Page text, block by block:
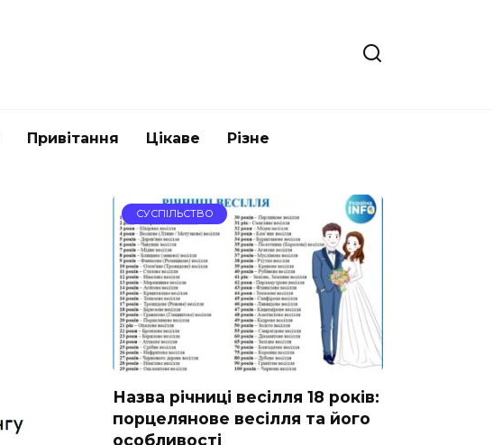
Привітання Цікаве Різне
СУСПІЛЬСТВО
Назва річниці весілля 18 років:
порцелянове весілля та його
особливості